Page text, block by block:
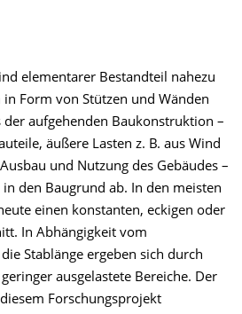
elementarer Bestandteil nahezu
Form von Stützen und Wänden
der aufgehenden Baukonstruktion –
äußere Lasten z. B. aus Wind
und Nutzung des Gebäudes –
den Baugrund ab. In den meisten
einen konstanten, eckigen oder
In Abhängigkeit vom
Stablänge ergeben sich durch
ausgelastete Bereiche. Der
Forschungsprojekt